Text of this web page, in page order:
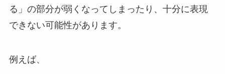
る」の部分が弱くなってしまったり、十分に表現
できない可能性があります。
例えば、